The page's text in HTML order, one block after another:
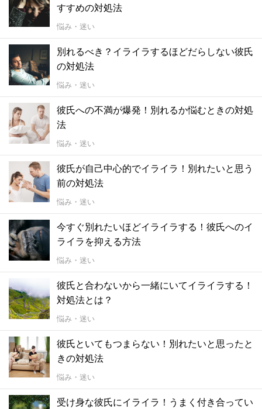
すすめの対処法
悩み・迷い
別れるべき？イライラするほどだらしない彼氏
の対処法
悩み・迷い
彼氏への不満が爆発！別れるか悩むときの対処
法
悩み・迷い
彼氏が自己中心的でイライラ！別れたいと思う
前の対処法
悩み・迷い
今すぐ別れたいほどイライラする！彼氏へのイ
ライラを抑える方法
悩み・迷い
彼氏と合わないから一緒にいてイライラする！
対処法とは？
悩み・迷い
彼氏といてもつまらない！別れたいと思ったと
きの対処法
悩み・迷い
受け身な彼氏にイライラ！うまく付き合ってい